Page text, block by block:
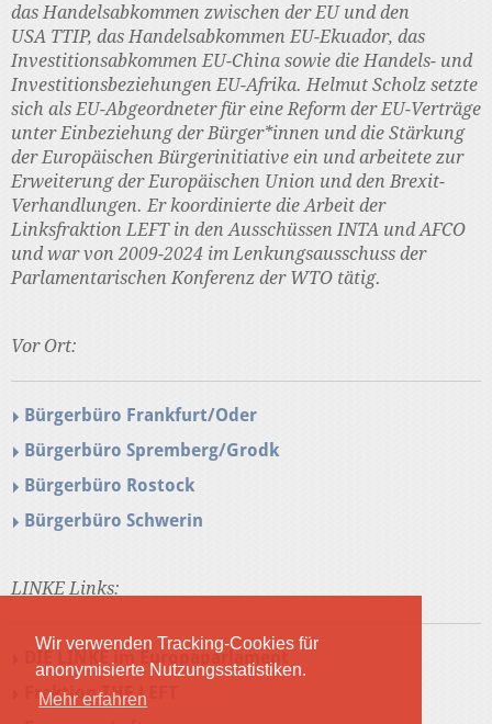
Wir verwenden Tracking-Cookies für
anonymisierte Nutzungsstatistiken.
Mehr erfahren
das Handelsabkommen zwischen der EU und den
USA TTIP, das Handelsabkommen EU-Ekuador, das
Investitionsabkommen EU-China sowie die Handels- und
Investitionsbeziehungen EU-Afrika. Helmut Scholz setzte
sich als EU-Abgeordneter für eine Reform der EU-Verträge
unter Einbeziehung der Bürger*innen und die Stärkung
der Europäischen Bürgerinitiative ein und arbeitete zur
Erweiterung der Europäischen Union und den Brexit-
Verhandlungen. Er koordinierte die Arbeit der
Linksfraktion LEFT in den Ausschüssen INTA und AFCO
und war von 2009-2024 im Lenkungsausschuss der
Parlamentarischen Konferenz der WTO tätig.
Vor Ort:
Bürgerbüro Frankfurt/Oder
Bürgerbüro Spremberg/Grodk
Bürgerbüro Rostock
Bürgerbüro Schwerin
LINKE Links:
DIE LINKE im Europaparlament
Fraktion THE LEFT